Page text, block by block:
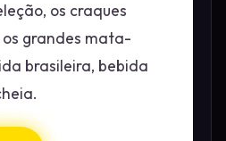
os craques
grandes mata-
brasileira, bebida